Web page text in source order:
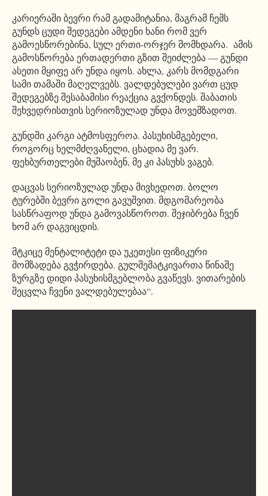
კარიერაში ბევრი რამ გადამიტანია, მაგრამ ჩემს
გუნდს ცუდი შედეგები ამდენი ხანი რომ ვერ
გამოესწორებინა, სულ ერთი-ორჯერ მომხდარა. ამის
გამოსწორება ერთადერთი გზით შეიძლება — გუნდი
ასეთი მყიფე არ უნდა იყოს. ახლა, კარს მომდგარი
სამი თამაში მაღელვებს. ვალდებულები ვართ ცუდ
შედეგებზე შესაბამისი რეაქცია გვქონდეს. შაბათის
შეხვედრისთვის სერიოზულად უნდა მოვემზადოთ.
გუნდში კარგი ატმოსფეროა. პასუხისმგებელი,
როგორც ხელმძღვანელი, ცხადია მე ვარ.
ფეხბურთელები მუშაობენ, მე კი პასუხს ვაგებ.
დაცვას სერიოზულად უნდა მივხედოთ. ბოლო
ტურებში ბევრი გოლი გავუშვით. მდგომარეობა
სასწრაფოდ უნდა გამოვასწოროთ. შეჯიბრება ჩვენ
ხომ არ დაგვიცდის.
მტკიცე მენტალიტეტი და უკეთესი ფიზიკური
მომზადება გვჭირდება. გულშემატკივართა წინაშე
ზურგზე დიდი პასუხისმგებლობა გვაწევს. ვითარების
შეცვლა ჩვენი ვალდებულებაა“.